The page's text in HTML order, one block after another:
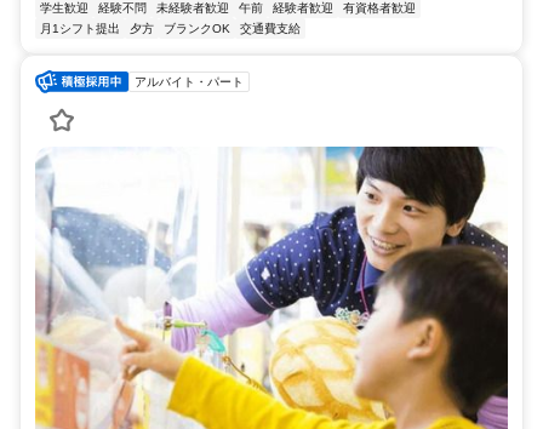
学生歓迎
経験不問 未経験者歓迎 午前 経験者歓迎
有資格者歓迎
月1シフト提出
夕方 ブランクOK 交通費支給
アルバイト・パート